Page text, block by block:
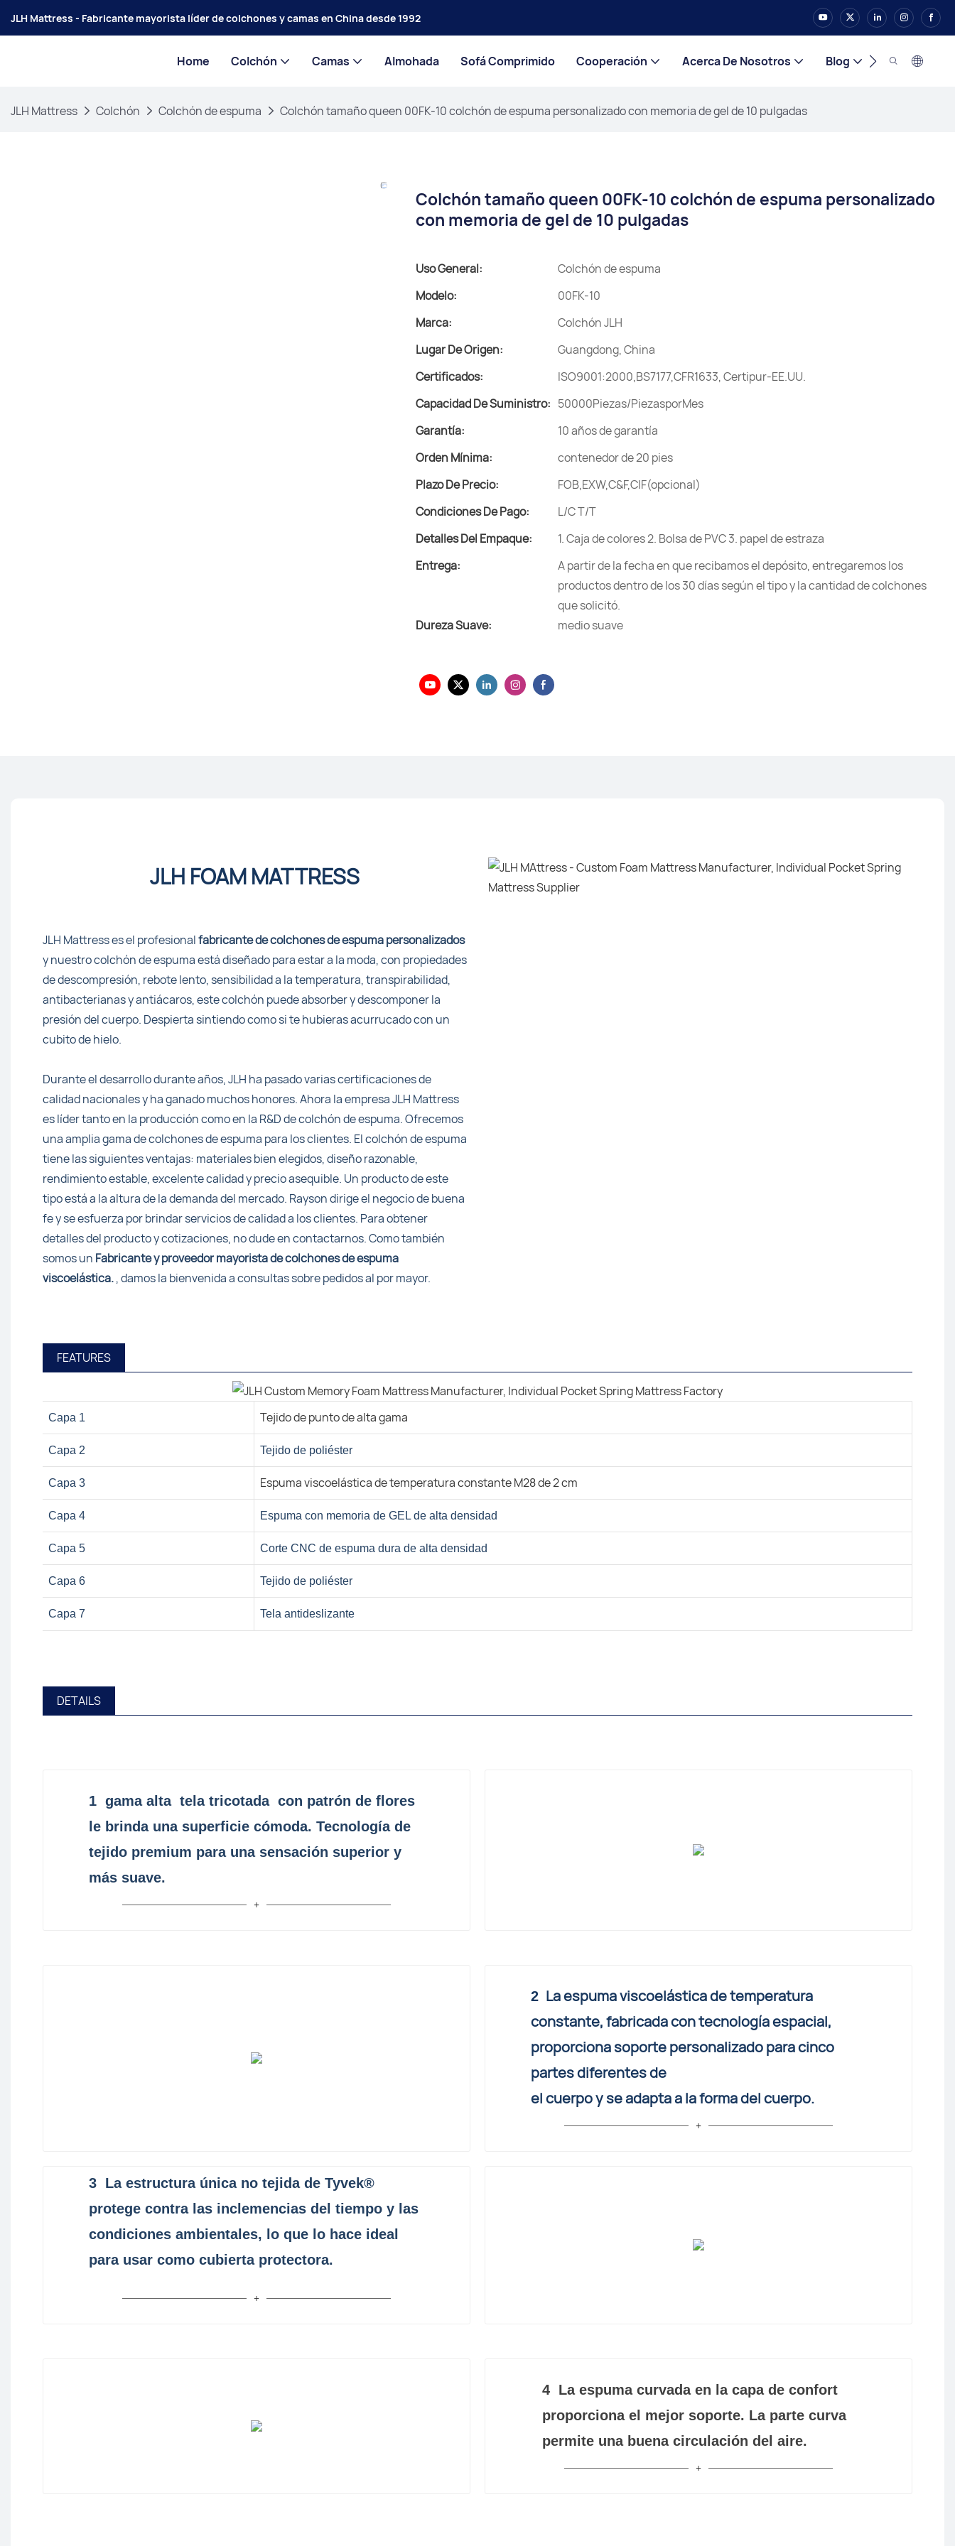
JLH Mattress - Fabricante mayorista líder de colchones y camas en China desde 1992
Home Colchón Camas Almohada Sofá Comprimido Cooperación Acerca De Nosotros Blog Contacto
JLH Mattress Colchón Colchón de espuma Colchón tamaño queen 00FK-10 colchón de espuma personalizado con memoria de gel de 10 pulgadas
Colchón tamaño queen 00FK-10 colchón de espuma personalizado
con memoria de gel de 10 pulgadas
Uso General:
Colchón de espuma
Modelo:
00FK-10
Marca:
Colchón JLH
Lugar De Origen:
Guangdong, China
Certificados:
ISO9001:2000,BS7177,CFR1633, Certipur-EE.UU.
Capacidad De Suministro: 50000Piezas/PiezasporMes
Garantía:
10 años de garantía
Orden Mínima:
contenedor de 20 pies
Plazo De Precio:
FOB,EXW,C&F,CIF(opcional)
Condiciones De Pago:
L/C T/T
Detalles Del Empaque:
1. Caja de colores 2. Bolsa de PVC 3. papel de estraza
Entrega:
A partir de la fecha en que recibamos el depósito, entregaremos los
productos dentro de los 30 días según el tipo y la cantidad de colchones
que solicitó.
Dureza Suave:
medio suave
JLH FOAM MATTRESS
JLH Mattress es el profesionalfabricante de colchones de espuma personalizados
y nuestro colchón de espuma está diseñado para estar a la moda, con propiedades
de descompresión, rebote lento, sensibilidad a la temperatura, transpirabilidad,
antibacterianas y antiácaros, este colchón puede absorber y descomponer la
presión del cuerpo. Despierta sintiendo como si te hubieras acurrucado con un
cubito de hielo.
Durante el desarrollo durante años, JLH ha pasado varias certificaciones de
calidad nacionales y ha ganado muchos honores. Ahora la empresa JLH Mattress
es líder tanto en la producción como en la R&D de colchón de espuma. Ofrecemos
una amplia gama de colchones de espuma para los clientes. El colchón de espuma
tiene las siguientes ventajas: materiales bien elegidos, diseño razonable,
rendimiento estable, excelente calidad y precio asequible. Un producto de este
tipo está a la altura de la demanda del mercado. Rayson dirige el negocio de buena
fe y se esfuerza por brindar servicios de calidad a los clientes. Para obtener
detalles del producto y cotizaciones, no dude en contactarnos. Como también
somos un Fabricante y proveedor mayorista de colchones de espuma
viscoelástica., damos la bienvenida a consultas sobre pedidos al por mayor.
FEATURES
Capa 1 Tejido de punto de alta gama
Capa 2 Tejido de poliéster
Capa 3 Espuma viscoelástica de temperatura constante M28 de 2 cm
Capa 4 Espuma con memoria de GEL de alta densidad
Capa 5 Corte CNC de espuma dura de alta densidad
Capa 6 Tejido de poliéster
Capa 7 Tela antideslizante
DETAILS
1 gama alta tela tricotada con patrón de flores
le brinda una superficie cómoda. Tecnología de
tejido premium para una sensación superior y
más suave.
2 La espuma viscoelástica de temperatura
constante, fabricada con tecnología espacial,
proporciona soporte personalizado para cinco
partes diferentes de
el cuerpo y se adapta a la forma del cuerpo.
3 La estructura única no tejida de Tyvek®
protege contra las inclemencias del tiempo y las
condiciones ambientales, lo que lo hace ideal
para usar como cubierta protectora.
4 La espuma curvada en la capa de confort
proporciona el mejor soporte. La parte curva
permite una buena circulación del aire.